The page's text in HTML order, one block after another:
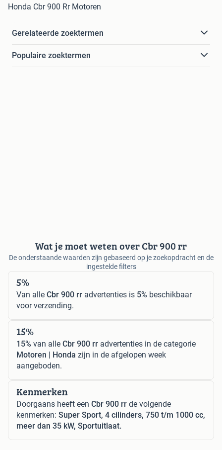
Honda Cbr 900 Rr Motoren
Gerelateerde zoektermen
Populaire zoektermen
Wat je moet weten over Cbr 900 rr
De onderstaande waarden zijn gebaseerd op je zoekopdracht en de
ingestelde filters
5%
Van alle Cbr 900 rr advertenties is 5% beschikbaar
voor verzending.
15%
15% van alle Cbr 900 rr advertenties in de categorie
Motoren | Honda zijn in de afgelopen week
aangeboden.
Kenmerken
Doorgaans heeft een Cbr 900 rr de volgende
kenmerken: Super Sport, 4 cilinders, 750 t/m 1000 cc,
meer dan 35 kW, Sportuitlaat.